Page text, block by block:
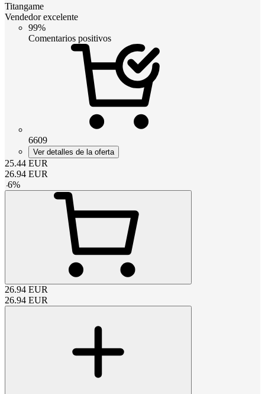
Titangame
Vendedor excelente
99%
Comentarios positivos
6609
Ver detalles de la oferta
25.44 EUR
26.94 EUR
-6%
26.94 EUR
26.94 EUR